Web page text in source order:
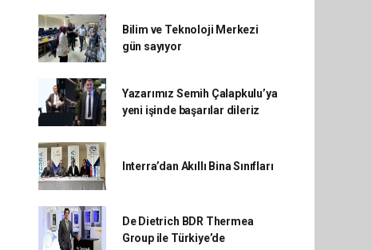
Bilim ve Teknoloji Merkezi
gün sayıyor
Yazarımız Semih Çalapkulu’ya
yeni işinde başarılar dileriz
Interra’dan Akıllı Bina Sınıfları
De Dietrich BDR Thermea
Group ile Türkiye’de